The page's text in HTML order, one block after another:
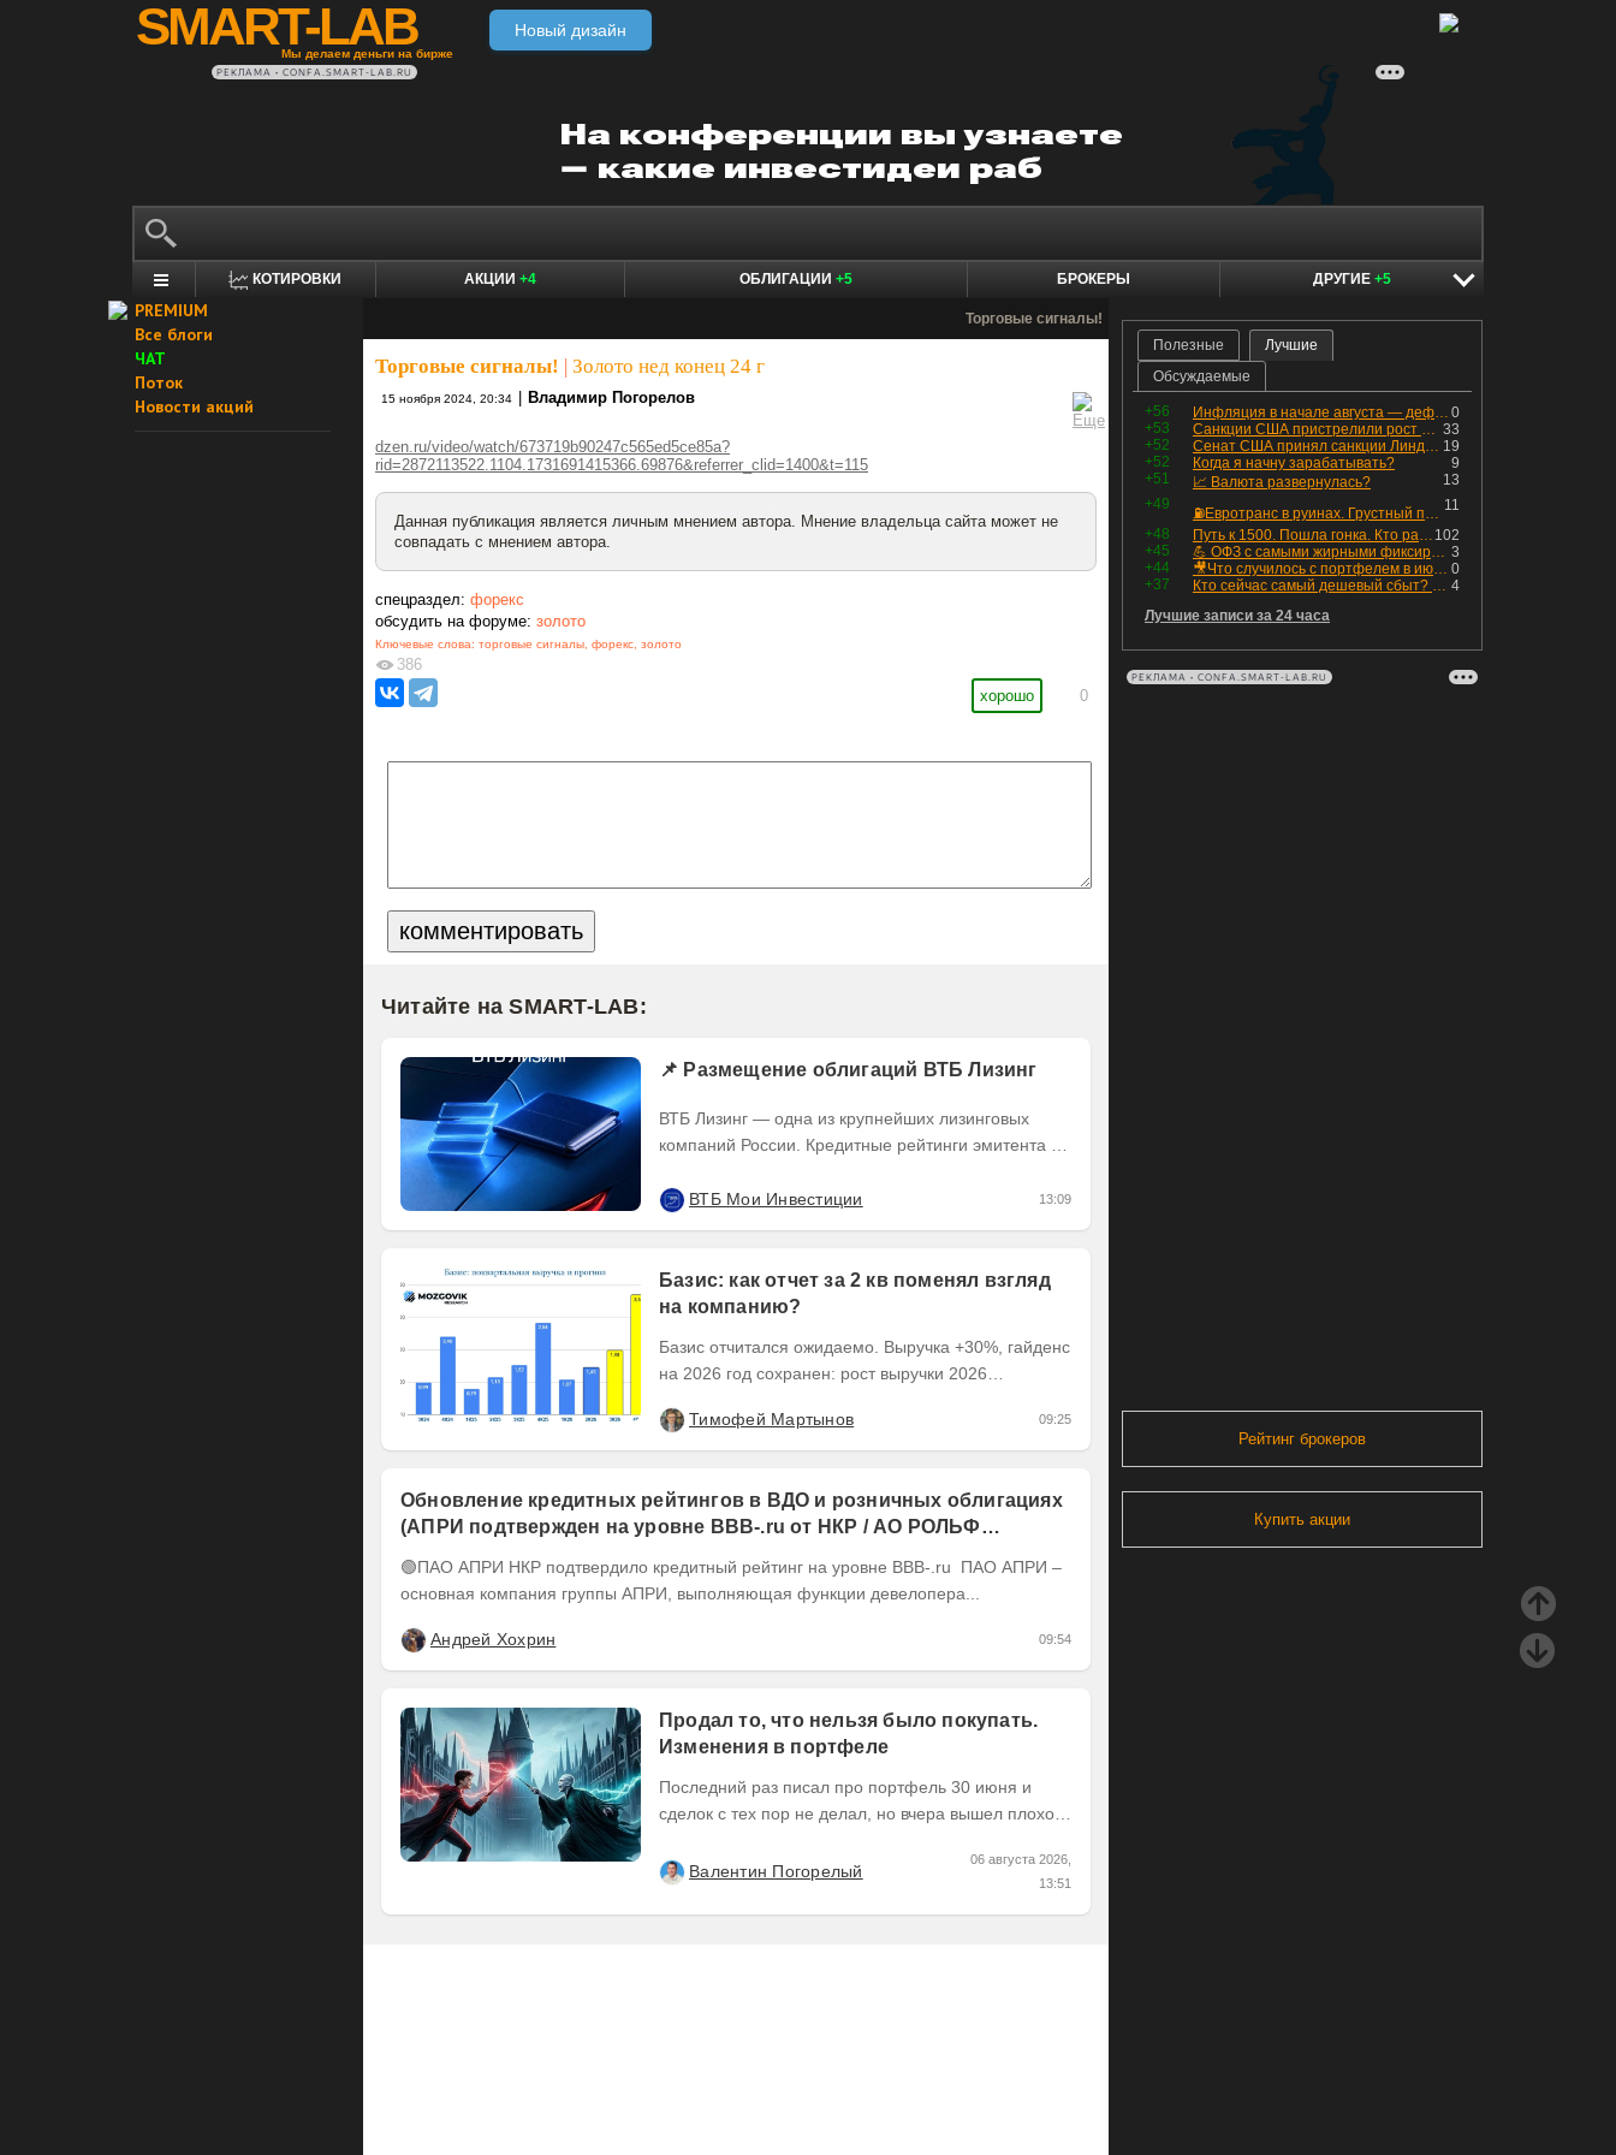
SMART-LAB
Мы делаем деньги на бирже
Новый дизайн
РЕКЛАМА • CONFA.SMART-LAB.RU
КОТИРОВКИ АКЦИИ +4 ОБЛИГАЦИИ +5 БРОКЕРЫ ДРУГИЕ +5
PREMIUM
Все блоги
ЧАТ
Поток
Новости акций
Торговые сигналы!
Торговые сигналы! Золото нед конец 24 г
15 ноября 2024, 20:34 Владимир Погорелов
dzen.ru/video/watch/673719b90247c565ed5ce85a?
rid=2872113522.1104.1731691415366.69876&referrer_clid=1400&t=115
Данная публикация является личным мнением автора. Мнение владельца сайта может не
совпадать с мнением автора.
спецраздел: форекс
обсудить на форуме: золото
Ключевые слова: торговые сигналы, форекс, золото
386
хорошо
0
Читайте на SMART-LAB:
📌 Размещение облигаций ВТБ Лизинг
ВТБ Лизинг — одна из крупнейших лизинговых
компаний России. Кредитные рейтинги эмитента —
ВТБ Мои Инвестиции
13:09
Базис: как отчет за 2 кв поменял взгляд
на компанию?
Базис отчитался ожидаемо. Выручка +30%, гайденс
на 2026 год сохранен: рост выручки 2026
OIBDA 60%....
Тимофей Мартынов 09:25
Обновление кредитных рейтингов в ВДО и розничных облигациях
(АПРИ подтвержден на уровне BBB-.ru от НКР / АО РОЛЬФ
🟢ПАО АПРИ НКР подтвердило кредитный рейтинг на уровне BBB-.ru ПАО АПРИ –
основная компания группы АПРИ, выполняющая функции девелопера...
Андрей Хохрин 09:54
Продал то, что нельзя было покупать.
Изменения в портфеле
Последний раз писал про портфель 30 июня и
сделок с тех пор не делал, но вчера вышел плохой
Валентин Погорелый
06 августа 2026,
13:51
Полезные
Лучшие
Обсуждаемые
+56 0
Инфляция в начале августа — дефляция из-за топлива и плодоовощной корзины, но услуги продолжают дорожать, а рубль начал ослабевать.
+53
33
Санкции США пристрелили рост акций в России
+52
19
Сенат США принял санкции Линдси Грэма против России
+52
9
Когда я начну зарабатывать?
+51
13
📈 Валюта развернулась?
+49
11
⛽️Евротранс в руинах. Грустный пост😶😞 Что изменилось в облигациях?
+48
102
Путь к 1500. Пошла гонка. Кто раньше продаст.
+45
3
💪 ОФЗ с самыми жирными фиксированными купонами
+44
0
🎥Что случилось с портфелем в июле - честный разбор / Инвестировать Просто
+37
4
Кто сейчас самый дешевый сбыт? Сводный пост по сбытовым компаниям по отчетам РСБУ за Q2 26г.
Лучшие записи за 24 часа
РЕКЛАМА • CONFA.SMART-LAB.RU
Рейтинг брокеров
Купить акции